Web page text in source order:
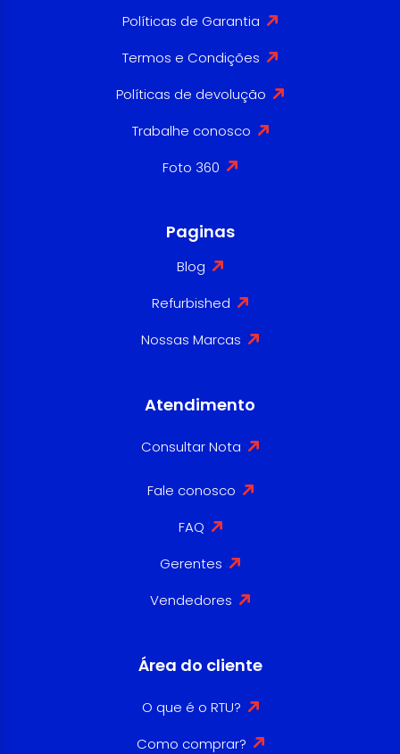
Políticas de Garantia
Termos e Condições
Políticas de devolução
Trabalhe conosco
Foto 360
Paginas
Blog
Refurbished
Nossas Marcas
Atendimento
Consultar Nota
Fale conosco
FAQ
Gerentes
Vendedores
Área do cliente
O que é o RTU?
Como comprar?